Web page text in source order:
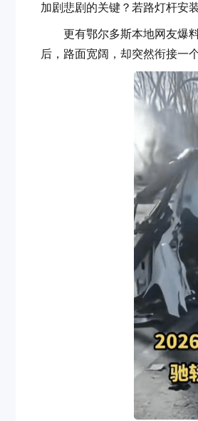
加剧悲剧的关键？若路灯杆安
更有鄂尔多斯本地网友爆料
后，路面宽阔，却突然衔接一